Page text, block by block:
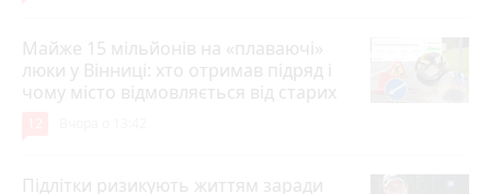
Майже 15 мільйонів на «плаваючі»
люки у Вінниці: хто отримав підряд і
чому місто відмовляється від старих
Підлітки ризикують життям заради